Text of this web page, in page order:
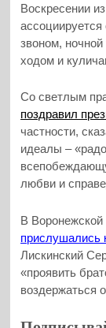
Воскресении
звоном,
ходом и
Со светлым
поздравил
частности,
идеалы –
любви и
В Воронежской
прислушались
Лискинский
«проявить
воздержаться